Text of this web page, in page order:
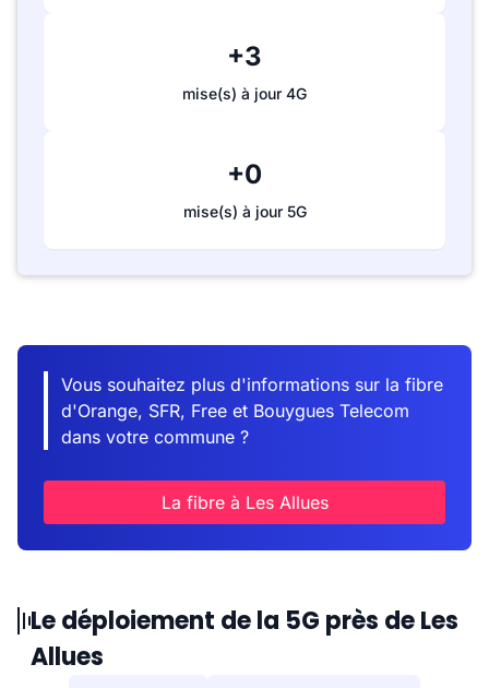
+3
mise(s) à jour 4G
+0
mise(s) à jour 5G
Vous souhaitez plus d'informations sur la fibre
d'Orange, SFR, Free et Bouygues Telecom
dans votre commune ?
La fibre à Les Allues
Le déploiement de la 5G près de Les
Allues